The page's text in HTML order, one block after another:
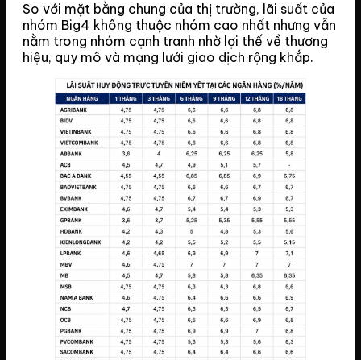
So với mặt bằng chung của thị trường, lãi suất của
nhóm Big4 không thuộc nhóm cao nhất nhưng vẫn
nằm trong nhóm cạnh tranh nhờ lợi thế về thương
hiệu, quy mô và mạng lưới giao dịch rộng khắp.